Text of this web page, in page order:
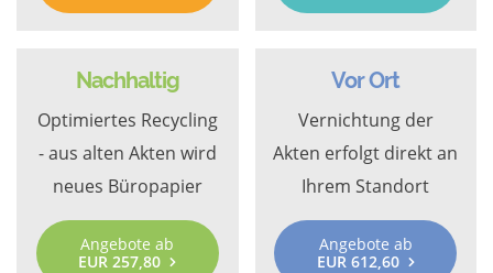
Nachhaltig
Optimiertes Recycling
- aus alten Akten wird
neues Büropapier
Angebote ab
EUR 257,80
Vor Ort
Vernichtung der
Akten erfolgt direkt an
Ihrem Standort
Angebote ab
EUR 612,60